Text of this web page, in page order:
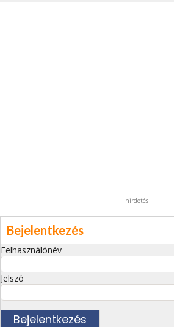
hirdetés
Bejelentkezés
Felhasználónév
Jelszó